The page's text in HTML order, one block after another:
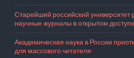
Старейший российский университет
научные журналы в открытом
Академическая наука в России
для массового читателя